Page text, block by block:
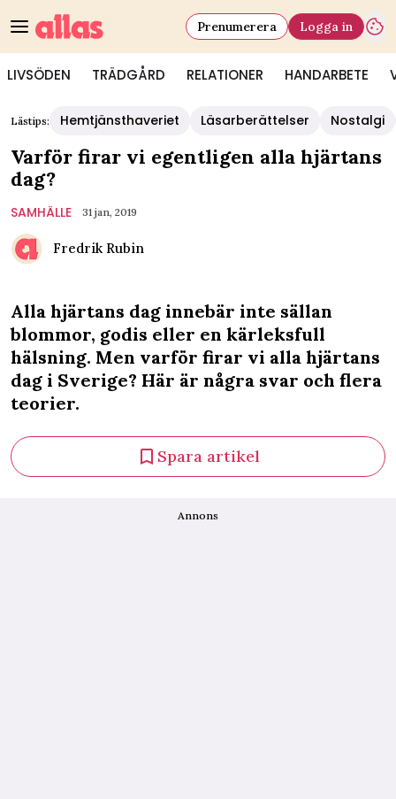
LIVSÖDEN TRÄDGÅRD RELATIONER HANDARBETE
Prenumerera Logga in
Lästips: Hemtjänsthaveriet Läsarberättelser Nostalgi
Varför firar vi egentligen alla hjärtans
dag?
SAMHÄLLE 31 jan, 2019
Fredrik Rubin
Alla hjärtans dag innebär inte sällan
blommor, godis eller en kärleksfull
hälsning. Men varför firar vi alla hjärtans
dag i Sverige? Här är några svar och flera
teorier.
Spara artikel
Annons